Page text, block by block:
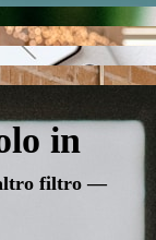
in
filtro —